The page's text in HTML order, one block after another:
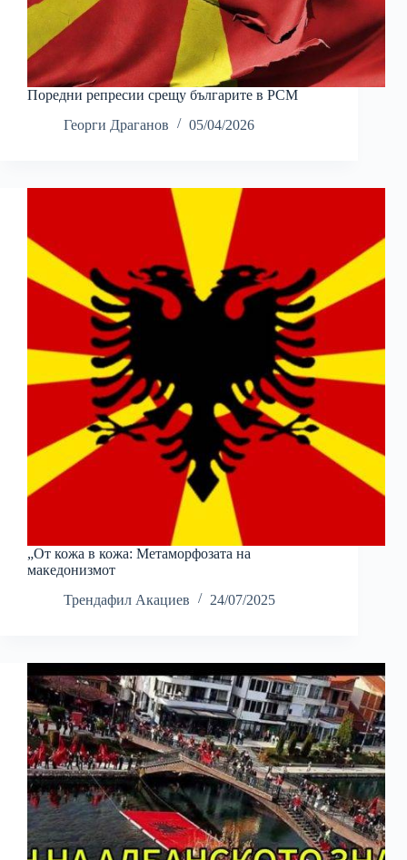
Поредни репресии срещу българите в РСМ
Георги Драганов
05/04/2026
„От кожа в кожа: Метаморфозата на
македонизмот
Трендафил Акациев
24/07/2025